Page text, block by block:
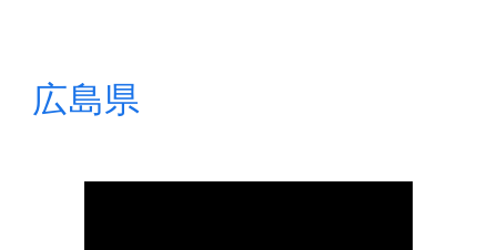
広島県